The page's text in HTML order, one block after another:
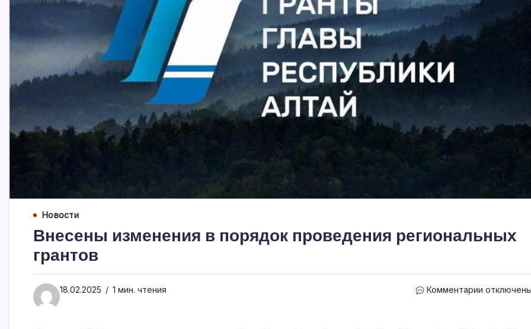
Новости
Внесены изменения в порядок проведения региональных
грантов
18.02.2025 1 мин. чтения Комментарии котключены